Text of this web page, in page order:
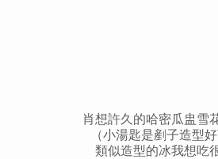
肖想許久的哈密瓜盅雪
（小湯匙是剷子造型
類似造型的冰我想吃